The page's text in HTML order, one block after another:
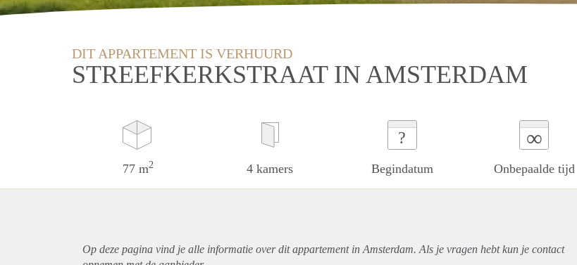
DIT APPARTEMENT IS VERHUURD
STREEFKERKSTRAAT IN AMSTERDAM
77 m2 4 kamers
?
Begindatum
∞
Onbepaalde tijd
Op deze pagina vind je alle informatie over ditappartementin Amsterdam. Als je vragen hebt kun je contact